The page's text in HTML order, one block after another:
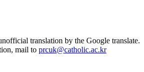
translation by the Google translate.
mail to prcuk@catholic.ac.kr